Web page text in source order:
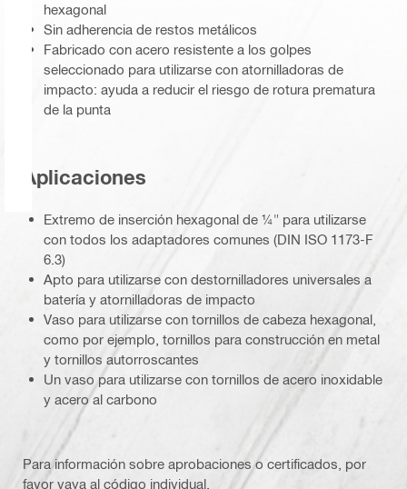
hexagonal
Sin adherencia de restos metálicos
Fabricado con acero resistente a los golpes
seleccionado para utilizarse con atornilladoras de
impacto: ayuda a reducir el riesgo de rotura prematura
de la punta
Aplicaciones
Extremo de inserción hexagonal de ¼" para utilizarse
con todos los adaptadores comunes (DIN ISO 1173-F
6.3)
Apto para utilizarse con destornilladores universales a
batería y atornilladoras de impacto
Vaso para utilizarse con tornillos de cabeza hexagonal,
como por ejemplo, tornillos para construcción en metal
y tornillos autorroscantes
Un vaso para utilizarse con tornillos de acero inoxidable
y acero al carbono
Para información sobre aprobaciones o certificados, por
favor vaya al código individual.